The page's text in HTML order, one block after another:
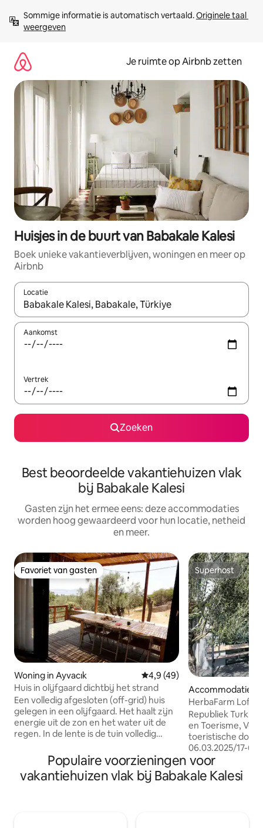
direct
naar
Sommige informatie is automatisch vertaald. Originele taal
weergeven
Je ruimte op Airbnb zetten
Huisjes in de buurt van Babakale Kalesi
Boek unieke vakantieverblijven, woningen en meer op
Airbnb
Locatie
Wanneer er suggesties beschikbaar zijn, maak je een keuze
Aankomst
Vertrek
Zoeken
Best beoordeelde vakantiehuizen vlak
bij Babakale Kalesi
Gasten zijn het ermee eens: deze accommodaties
worden hoog gewaardeerd voor hun locatie, netheid
en meer.
Favoriet van gasten
Favoriet van gasten
Woning in Ayvacık Gemiddelde beoordeling van
4,9 (49)
Huis in olijfgaard dichtbij het strand
Een volledig afgesloten (off-grid) huis
gelegen in een olijfgaard. Het haalt zijn
energie uit de zon en het water uit de
regen. In de lente is de tuin volledig
bovenste hoogtes van de tuin en op het
terras voor het huis is er een prachtig
uitzicht op de Lesbos aan de ene kant en
Superhost
Superhost
Accommodatie in
ÇANAKKALE
HerbaFarm Loft
Republiek Turkije
en Toerisme,
toeristische
06.03.2025/17-645 Dit privéhuis
uitzicht op het
Egeïsche Zee is
huis voor een
Populaire voorzieningen voor
vakantiehuizen vlak bij Babakale Kalesi